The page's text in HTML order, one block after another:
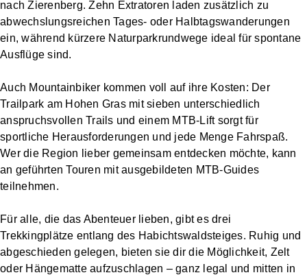
nach Zierenberg. Zehn Extratoren laden zusätzlich zu
abwechslungsreichen Tages- oder Halbtagswanderungen
ein, während kürzere Naturparkrundwege ideal für spontane
Ausflüge sind.
Auch Mountainbiker kommen voll auf ihre Kosten: Der
Trailpark am Hohen Gras mit sieben unterschiedlich
anspruchsvollen Trails und einem MTB-Lift sorgt für
sportliche Herausforderungen und jede Menge Fahrspaß.
Wer die Region lieber gemeinsam entdecken möchte, kann
an geführten Touren mit ausgebildeten MTB-Guides
teilnehmen.
Für alle, die das Abenteuer lieben, gibt es drei
Trekkingplätze entlang des Habichtswaldsteiges. Ruhig und
abgeschieden gelegen, bieten sie dir die Möglichkeit, Zelt
oder Hängematte aufzuschlagen – ganz legal und mitten in